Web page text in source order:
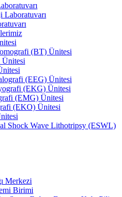
(BT) Ünitesi
(EEG) Ünitesi
(EKG) Ünitesi
(EMG) Ünitesi
(EKO) Ünitesi
Shock Wave Lithotripsy (ESWL)
Merkezi
Birimi